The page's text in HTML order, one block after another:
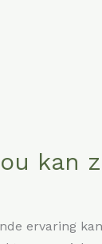
kan
ervaring